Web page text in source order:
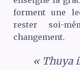
forment une
rester soi-
changement.
« Thuya